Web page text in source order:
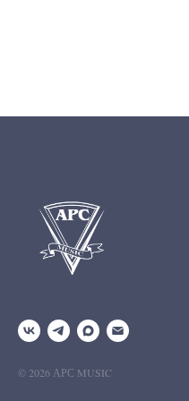
© 2026 АРС MUSIC